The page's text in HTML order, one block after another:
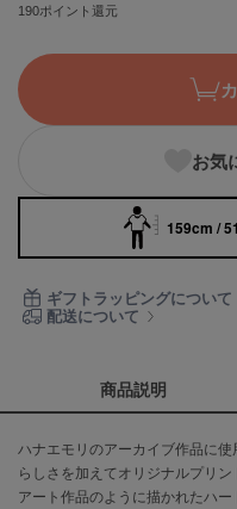
BANDOLIER
Barbour
バブアー
Calvin Klein
CELFORD
セロン
Clarks Premium
クラークス
190ポイント還元
お気
159cm /
ギフトラッピングについて
配送について
商品説明
ハナエモリのアーカイブ作品に
らしさを加えてオリジナルプリン
アート作品のように描かれたハ